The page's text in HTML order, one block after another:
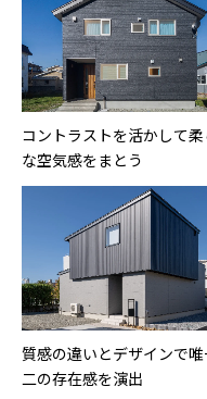
コントラストを活かして柔
な空気感をまとう
質感の違いとデザインで
二の存在感を演出